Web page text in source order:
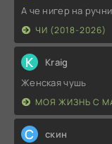
А че нигер на
ЧИ (2018-2026)
K Kraig
Женская чушь
МОЯ ЖИЗНЬ С
С скин